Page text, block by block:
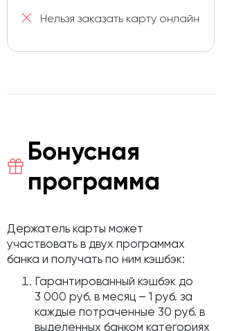
Нельзя заказать карту онлайн
Бонусная
программа
Держатель карты может
участвовать в двух программах
банка и получать по ним кэшбэк:
Гарантированный кэшбэк до
3 000 руб. в месяц – 1 руб. за
каждые потраченные 30 руб. в
выделенных банком категориях